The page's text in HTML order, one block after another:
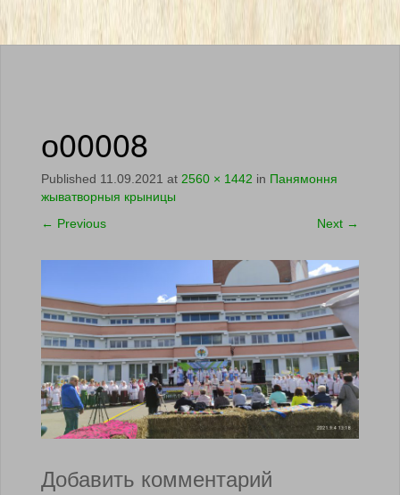
о00008
Published 11.09.2021 at 2560 × 1442 in Панямоння
жыватворныя крыницы
← Previous Next →
Добавить комментарий